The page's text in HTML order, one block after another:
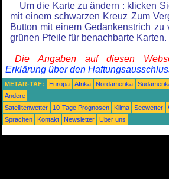
Um die Karte zu ändern : klicken
mit einem schwarzen Kreuz Zum
Button mit einem Gedankenstrich
grünen Pfeile für benachbarte Karten.
Die Angaben auf diesen
Erklärung über den
METAR-TAF: Europa Afrika Nordamerika
Andere
Satellitenwetter
10-Tage Prognosen Klima Seewetter
Sprachen
Kontakt Newsletter Über uns